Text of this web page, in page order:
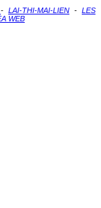
LAI-THI-MAI-LIEN - LES
WEB